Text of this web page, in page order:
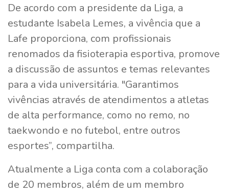
De acordo com a presidente da Liga, a
estudante Isabela Lemes, a vivência que a
Lafe proporciona, com profissionais
renomados da fisioterapia esportiva, promove
a discussão de assuntos e temas relevantes
para a vida universitária. "Garantimos
vivências através de atendimentos a atletas
de alta performance, como no remo, no
taekwondo e no futebol, entre outros
esportes”, compartilha.
Atualmente a Liga conta com a colaboração
de 20 membros, além de um membro